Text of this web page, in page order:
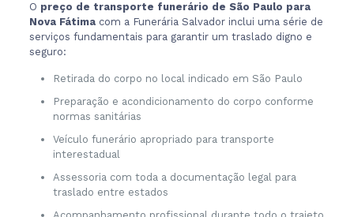
O preço de transporte funerário de São Paulo para
Nova Fátima com a Funerária Salvador inclui uma série de
serviços fundamentais para garantir um traslado digno e
seguro:
Retirada do corpo no local indicado em São Paulo
Preparação e acondicionamento do corpo conforme
normas sanitárias
Veículo funerário apropriado para transporte
interestadual
Assessoria com toda a documentação legal para
traslado entre estados